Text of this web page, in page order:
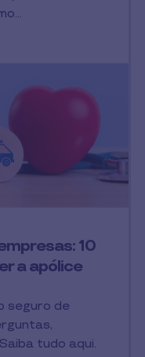
10
a apólice
seguro de
tudo aqui.